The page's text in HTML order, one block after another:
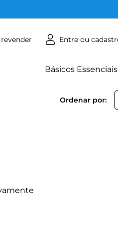
Básicos Essenciais